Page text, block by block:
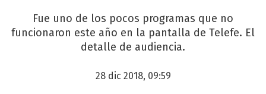
Fue uno de los pocos programas que no
funcionaron este año en la pantalla de Telefe. El
detalle de audiencia.
28 dic 2018, 09:59